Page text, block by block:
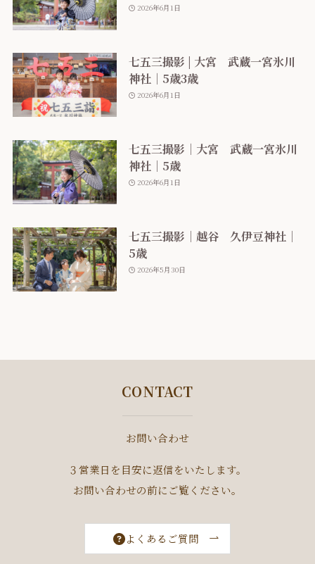
2026年6月1日
七五三撮影 | 大宮 武蔵一宮氷川
神社｜5歳3歳
2026年6月1日
七五三撮影｜大宮 武蔵一宮氷川
神社｜5歳
2026年6月1日
七五三撮影｜越谷 久伊豆神社｜
5歳
2026年5月30日
CONTACT
お問い合わせ
３営業日を目安に返信をいたします。
お問い合わせの前にご覧ください。
よくあるご質問